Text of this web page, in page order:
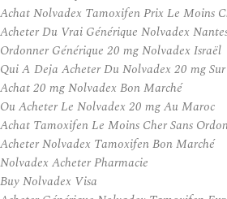
Achat Nolvadex Tamoxifen Prix Le Moins
Acheter Du Vrai Générique Nolvadex
Ordonner Générique 20 mg Nolvadex Israël
Qui A Deja Acheter Du Nolvadex 20 mg
Achat 20 mg Nolvadex Bon Marché
Ou Acheter Le Nolvadex 20 mg Au Maroc
Achat Tamoxifen Le Moins Cher Sans
Acheter Nolvadex Tamoxifen Bon Marché
Nolvadex Acheter Pharmacie
Buy Nolvadex Visa